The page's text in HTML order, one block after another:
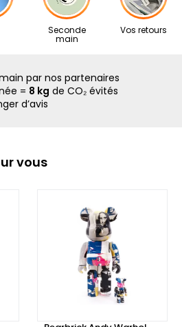
exclusivement de notre réseau de
sélectionnés avec soin pour leur
qu’ils ont été contrôlés et
Seconde
main
Vos retours
par nos partenaires
= 8 kg de CO₂ évités
d’avis
vous